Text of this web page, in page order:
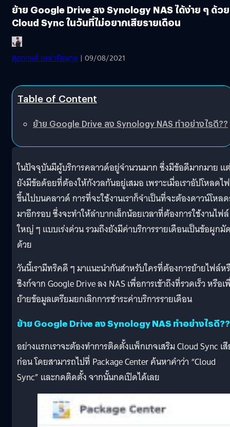
ย้าย Google Drive ลง Synology NAS ได้ง่าย ๆ ด้วย
Cloud Sync ในวันที่ไม่อยากเสียรายเดือน
ศุภกานต์ เหล่ารัตนกุล | 09/08/2021
Table of Content
ย้าย Google Drive ลง Synology NAS ทำอย่างไรดี??
ในปัจจุบันมีผู้บริการคลาวด์อยู่จำนวนมาก ซึ่งมีข้อดีมากมาย แ
ยังมีข้อด้อยที่ต้องให้กังวลกันอยู่เสมอ เพราะเมื่อเราอัปโหลดไ
ขึ้นไปบนคลาวด์ การที่จะใช้งานเราก็จำเป็นที่จะต้องดาวน์โหล
มาอีกรอบ ซึ่งจะทำให้ลำบากเล็กน้อยเวลาที่ต้องการใช้งานไฟล์
ใหญ่ ๆ แบบเร่งด่วน รวมถึงยังมีค่าบริการรายเดือนเป็นข้อผูกมั
ด้วย
วันนี้เรามีทริคดี ๆ มาแนะนำกันสำหรับใครที่ต้องการย้ายไฟล์ห
ซิงก์จาก Google Drive ลง NAS เพื่อการเข้าถึงที่รวดเร็ว หรือเ
ย้ายข้อมูลเตรียมยกเลิกการชำระค่าบริการรายเดือน
ย้าย Google Drive ลง Synology NAS ทำอย่างไรดี??
อย่างแรกเราจะต้องทำการติดตั้งแพ็กเกจเสริม Cloud Sync เ
ก่อน โดยสามารถไปที่ Package Center ค้นหาคำว่า “Cloud
Sync” และกดติดตั้ง จากนั้นกดเปิดได้เลย